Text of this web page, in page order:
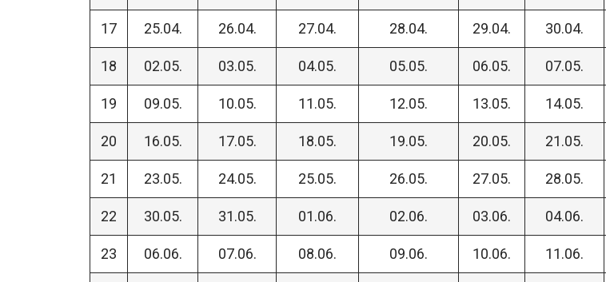
17 25.04. 26.04. 27.04. 28.04. 29.04. 30.04.
18 02.05. 03.05. 04.05. 05.05. 06.05. 07.05.
19 09.05. 10.05. 11.05. 12.05. 13.05. 14.05.
20 16.05. 17.05. 18.05. 19.05. 20.05. 21.05.
21 23.05. 24.05. 25.05. 26.05. 27.05. 28.05.
22 30.05. 31.05. 01.06. 02.06. 03.06. 04.06.
23 06.06. 07.06. 08.06. 09.06. 10.06. 11.06.